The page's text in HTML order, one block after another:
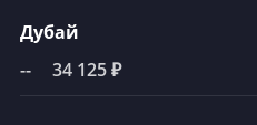
Дубай
--
34 125 ₽